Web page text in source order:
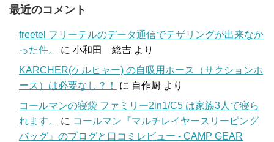
最近のコメント
freetel フリーテルのデータ通信でテザリングが出来なか
った件。
に 小和田 総吉 より
KARCHER(ケルヒャー) の自吸用ホース（サクションホ
ース）は必要なし？！
に 自作厨 より
コールマンの寝袋 ファミリー2in1/C5 は家族3人で寝ら
れます。
に コールマン『マルチレイヤースリーピング
バッグ』のブログと口コミレビュー - CAMP GEAR